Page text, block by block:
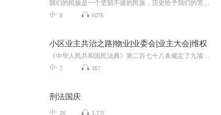
8 6076
小区业主共治之路|物业|业委会|业主大会|维权
7 357
刑法国庆
26 1.7万